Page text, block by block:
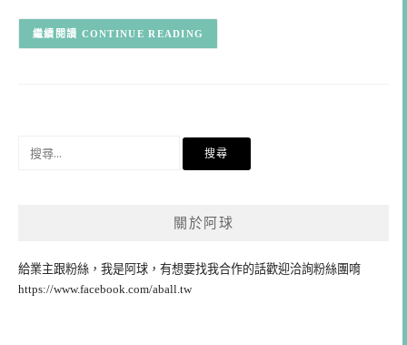
CONTINUE READING
關於阿球
給業主跟粉絲，我是阿球，有想要找我合作的話歡迎洽詢粉絲團唷
https://www.facebook.com/aball.tw